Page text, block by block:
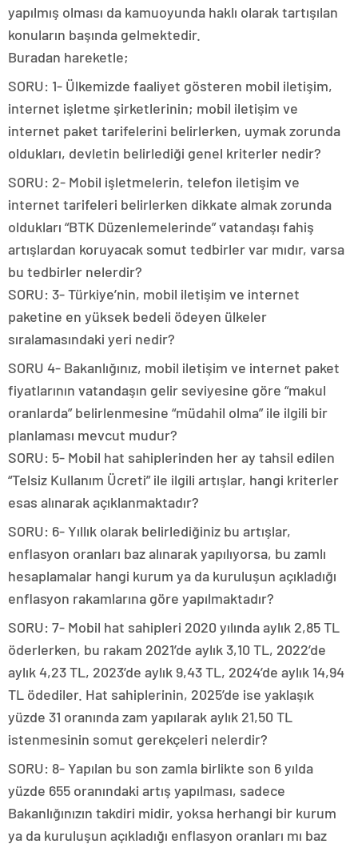
yapılmış olması da kamuoyunda haklı olarak tartışılan
konuların başında gelmektedir.
Buradan hareketle;
SORU: 1- Ülkemizde faaliyet gösteren mobil iletişim,
internet işletme şirketlerinin; mobil iletişim ve
internet paket tarifelerini belirlerken, uymak zorunda
oldukları, devletin belirlediği genel kriterler nedir?
SORU: 2- Mobil işletmelerin, telefon iletişim ve
internet tarifeleri belirlerken dikkate almak zorunda
oldukları “BTK Düzenlemelerinde” vatandaşı fahiş
artışlardan koruyacak somut tedbirler var mıdır, varsa
bu tedbirler nelerdir?
SORU: 3- Türkiye’nin, mobil iletişim ve internet
paketine en yüksek bedeli ödeyen ülkeler
sıralamasındaki yeri nedir?
SORU 4- Bakanlığınız, mobil iletişim ve internet paket
fiyatlarının vatandaşın gelir seviyesine göre “makul
oranlarda” belirlenmesine “müdahil olma” ile ilgili bir
planlaması mevcut mudur?
SORU: 5- Mobil hat sahiplerinden her ay tahsil edilen
“Telsiz Kullanım Ücreti” ile ilgili artışlar, hangi kriterler
esas alınarak açıklanmaktadır?
SORU: 6- Yıllık olarak belirlediğiniz bu artışlar,
enflasyon oranları baz alınarak yapılıyorsa, bu zamlı
hesaplamalar hangi kurum ya da kuruluşun açıkladığı
enflasyon rakamlarına göre yapılmaktadır?
SORU: 7- Mobil hat sahipleri 2020 yılında aylık 2,85 TL
öderlerken, bu rakam 2021’de aylık 3,10 TL, 2022’de
aylık 4,23 TL, 2023’de aylık 9,43 TL, 2024’de aylık 14,94
TL ödediler. Hat sahiplerinin, 2025’de ise yaklaşık
yüzde 31 oranında zam yapılarak aylık 21,50 TL
istenmesinin somut gerekçeleri nelerdir?
SORU: 8- Yapılan bu son zamla birlikte son 6 yılda
yüzde 655 oranındaki artış yapılması, sadece
Bakanlığınızın takdiri midir, yoksa herhangi bir kurum
ya da kuruluşun açıkladığı enflasyon oranları mı baz